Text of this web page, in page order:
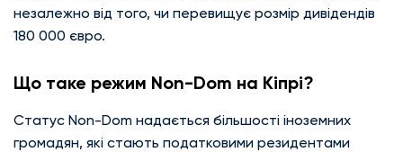
незалежно від того, чи перевищує розмір дивідендів
180 000 євро.
Що таке режим Non-Dom на Кіпрі?
Статус Non-Dom надається більшості іноземних
громадян, які стають податковими резидентами